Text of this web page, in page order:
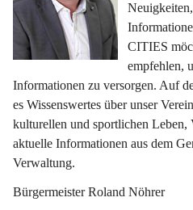
CITIES
empfehlen,
Informationen zu versorgen. Auf
es Wissenswertes über unser
kulturellen und sportlichen Leben,
aktuelle Informationen aus dem
Verwaltung.
Bürgermeister Roland Nöhrer